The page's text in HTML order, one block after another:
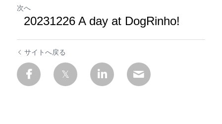
次へ
20231226 A day at DogRinho!
サイトへ戻る